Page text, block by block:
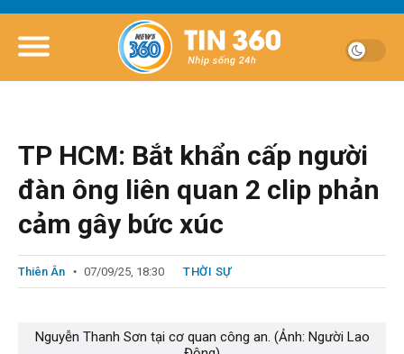
TP HCM: Bắt khẩn cấp người
đàn ông liên quan 2 clip phản
cảm gây bức xúc
Thiên Ân 07/09/25, 18:30 THỜI SỰ
Nguyễn Thanh Sơn tại cơ quan công an. (Ảnh: Người Lao